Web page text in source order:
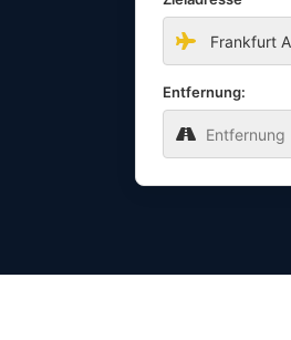
Entfernung: